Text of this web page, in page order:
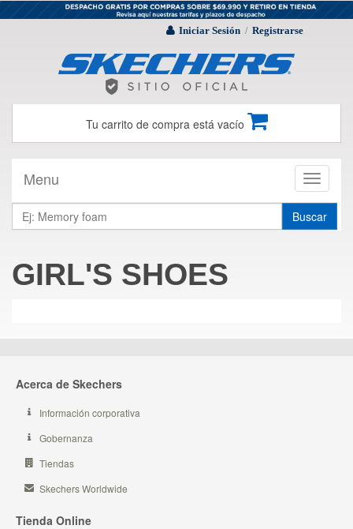
Iniciar Sesión / Registrarse
Tu carrito de compra está vacío
Toggle
Menu
Buscar
GIRL'S SHOES
Acerca de Skechers
Información corporativa
Gobernanza
Tiendas
Skechers Worldwide
Tienda Online